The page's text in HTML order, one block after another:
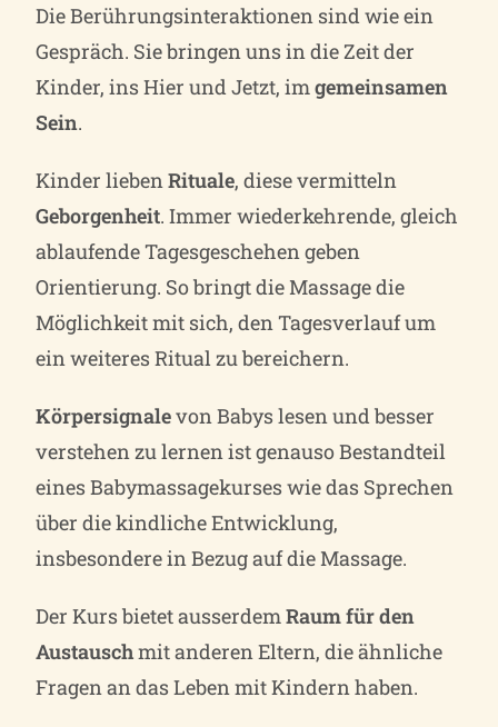
Die Berührungsinteraktionen sind wie ein
Gespräch. Sie bringen uns in die Zeit der
Kinder, ins Hier und Jetzt, imgemeinsamen
Sein.
Kinder liebenRituale, diese vermitteln
Geborgenheit. Immer wiederkehrende, gleich
ablaufende Tagesgeschehen geben
Orientierung. So bringt die Massage die
Möglichkeit mit sich, den Tagesverlauf um
ein weiteres Ritual zu bereichern.
Körpersignalevon Babys lesen und besser
verstehen zu lernen ist genauso Bestandteil
eines Babymassagekurses wie das Sprechen
über die kindliche Entwicklung,
insbesondere in Bezug auf die Massage.
Der Kurs bietet ausserdemRaum für den
Austauschmit anderen Eltern, die ähnliche
Fragen an das Leben mit Kindern haben.